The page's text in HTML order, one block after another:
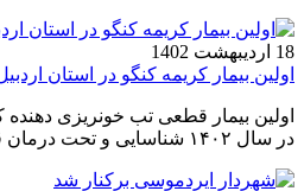
18 اردیبهشت 1402
اولین بیمار کریمه کنگو در استان
اولین بیمار قطعی تب خونریزی دهنده
در سال ۱۴۰۲ شناسایی و تحت درمان قرار گرفت.